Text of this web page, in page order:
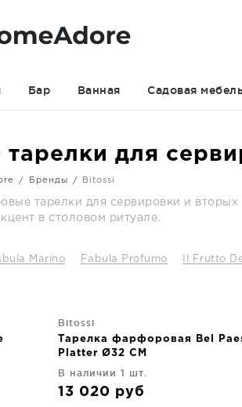
Бар Ванная Садовая
для
Бренды Bitossi
тарелки для сервировки и вторых
в столовом ритуале.
Marino Fabula Profumo Il Frutto
Bitossi
Тарелка фарфоровая Bel
Platter Ø32 CM
В наличии 1 шт.
13 020 руб